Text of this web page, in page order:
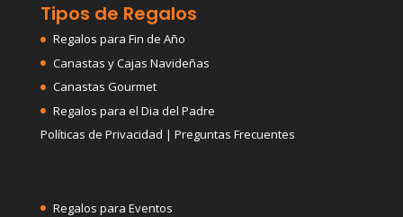
Tipos de Regalos
Regalos para Fin de Año
Canastas y Cajas Navideñas
Canastas Gourmet
Regalos para el Dia del Padre
Políticas de Privacidad | Preguntas Frecuentes
Regalos para Eventos